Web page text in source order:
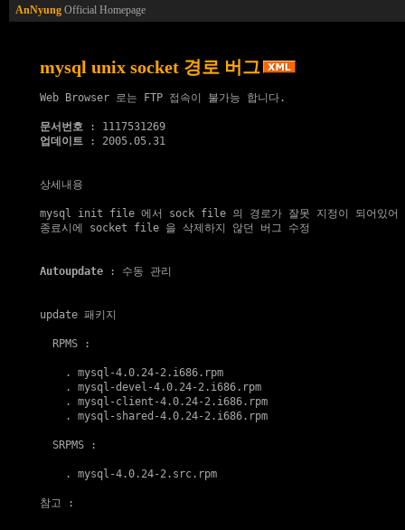
AnNyung Official Homepage
mysql unix socket 경로 버그
Web Browser 로는 FTP 접속이 불가능 합니다.
문서번호
업데이트 : 2005.05.31
상세내용
mysql init file 에서 sock file 의 경로가 잘못 지정이 되어있어
종료시에 socket file 을 삭제하지 않던 버그 수정
Autoupdate : 수동 관리
update 패키지
  RPMS :
    .
mysql-4.0.24-2.i686.rpm
    .
mysql-devel-4.0.24-2.i686.rpm
    .
mysql-client-4.0.24-2.i686.rpm
    .
mysql-shared-4.0.24-2.i686.rpm
  SRPMS :
    .
mysql-4.0.24-2.src.rpm
참고 :